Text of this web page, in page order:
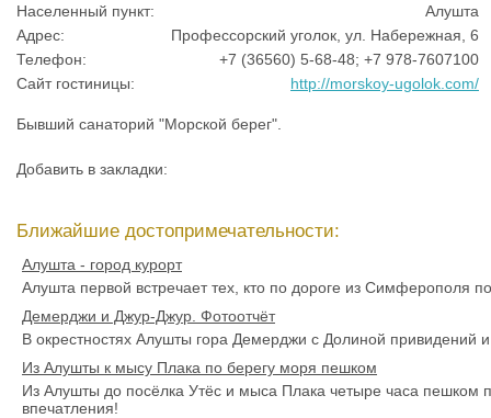
Населенный пункт:
Алушта
Адрес:
Профессорский уголок, ул. Набережная, 6
Телефон:
+7 (36560) 5-68-48; +7 978-7607100
Сайт гостиницы:
http://morskoy-ugolok.com/
Бывший санаторий "Морской берег".
Добавить в закладки:
Ближайшие достопримечательности:
Алушта - город курорт
Алушта первой встречает тех, кто по дороге из Симферополя
Демерджи и Джур-Джур. Фотоотчёт
В окрестностях Алушты гора Демерджи с Долиной привидений
Из Алушты к мысу Плака по берегу моря пешком
Из Алушты до посёлка Утёс и мыса Плака четыре часа пешком
впечатления!